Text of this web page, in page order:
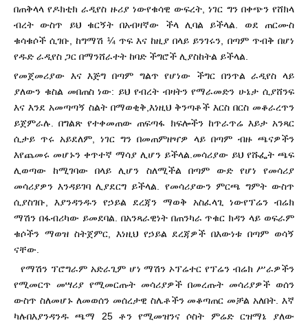
በጠቅላላ የዶክቲክ ራዲየስ ዙሪያ ነውየቁሳዊ ውፍረት, ነገር ግን በቀጭን የሸክላ
ብረት ውስጥ ይህ ቁርኝት በአብዛኛው ችላ ሊባል ይችላል. ወደ ጠርሙስ
ቁሳቁሶች ሲገቡ, ከግማሽ ¼ ጥፍ እና ከዚያ በላይ ይንገሩን, በጣም ጥብቅ በሆነ
የዱድ ራዲየስ ጋር በማንሸራተት ከባድ ችግሮች ሊያስከትል ይችላል.
የመጀመሪያው እና እጅግ በጣም ግልጥ የሆነው ችግር በንጥል ራዲየስ ላይ
ያለውን ቁስል መበጠስ ነው: ይህ የብረት ብዛትን የማራመድን ሁኔታ ሲያሸንፍ
እና እንደ አመጣጣኝ ስልት በማወቂቅ, እነዚህ ቅንጣቶች እርስ በርስ መቆራረጥን
ይጀምራሉ. በግልጽ የተቀመጠው ጠፍጣፋ ክፍሎችን ከጥራጥሬ እይታ አንጻር
ሲታይ ጥሩ አይደለም, ነገር ግን በመጠምዘዣዎ ላይ በጣም ብዙ ጫናዎችን
እየጨመሩ መሆኑን ቀጥተኛ ማሳያ ሊሆን ይችላል. መሳሪያው ይህ የሹፌት ጫፍ
ሊወጣው ከሚገባው በላይ ሊሆን ስለሚችል በጣም ውድ የሆነ የመሳሪያ
መሳሪያዎን እንዳይገባ ሊያደርግ ይችላል. የመሳሪያውን ምርጫ ግምት ውስጥ
ሲያስገቡ, እያንዳንዱን የኃይል ደረጃን ማወቅ አስፈላጊ ነውየፕሬን ብሬክ
ማሽን በፋብሪካው ይመደባል. በአንጻራዊነት በጠንካራ ጥቁር ክዳን ላይ ወፍራም
ቁሶችን ማወዝ ስትጀምር, እነዚህ የኃይል ደረጃዎች በእውነቱ በጣም ወሳኝ
ናቸው.
የማሽን ፕሮግራም አድራጊም ሆነ ማሽን ኦፕሬተር የፕሬን ብሬክ ሥራዎችን
የሚመርጥ መሣሪያ የሚመርጡት መሳሪያዎች በመረጡት መሳሪያዎች ወሰን
ውስጥ ስለመሆኑ ለመወሰን መሰረታዊ ስሌቶችን መቆጣጠር መቻል አለበት. እኛ
ካሉበእያንዳንዱ ጫማ 25 ቶን የሚመዝንና ሶስት ምሬድ ርዝማኔ ያለው